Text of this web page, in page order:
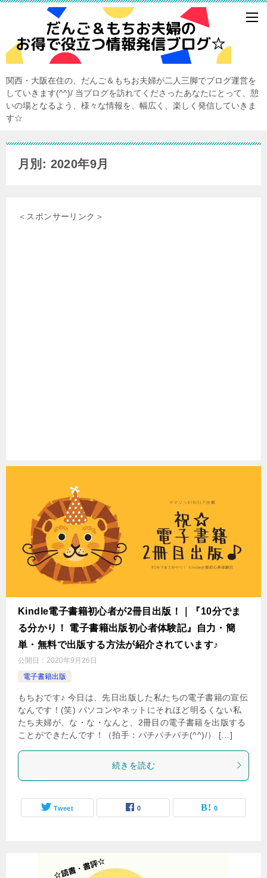
関西・大阪在住の、だんご＆もちお夫婦が二人三脚でブログ運営を
していきます(^^)/ 当ブログを訪れてくださったあなたにとって、憩
いの場となるよう、様々な情報を、幅広く、楽しく発信していきま
す☆
月別: 2020年9月
＜スポンサーリンク＞
Kindle電子書籍初心者が2冊目出版！｜『10分でま
る分かり！ 電子書籍出版初心者体験記』自力・簡
単・無料で出版する方法が紹介されています♪
公開日： 2020年9月26日
電子書籍出版
もちおです♪ 今日は、先日出版した私たちの電子書籍の宣伝
なんです！(笑) パソコンやネットにそれほど明るくない私
たち夫婦が、な・な・なんと、2冊目の電子書籍を出版する
ことができたんです！（拍手：パチパチパチ(^^)/） […]
続きを読む
Tweet 0 0